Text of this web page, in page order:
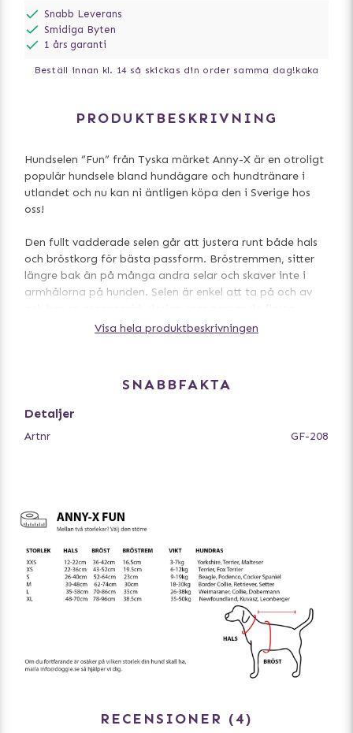
Snabb Leverans
Smidiga Byten
1 års garanti
Beställ innan kl. 14 så skickas din order samma dag!kaka
PRODUKTBESKRIVNING
Hundselen ”Fun” från Tyska märket Anny-X är en otroligt
populär hundsele bland hundägare och hundtränare i
utlandet och nu kan ni äntligen köpa den i Sverige hos
oss!
Den fullt vadderade selen går att justera runt både hals
och bröstkorg för bästa passform. Bröstremmen, sitter
längre bak än på många andra selar och skaver inte i
armhålorna på hunden. Selen är enkel att ta på och av
hundens huvud och knäpper spännena. Fun är designad
för att ge hunden full rörelsefrihet och begränsar inte
lungkapaciteten.
Mät runt halsen där hunden brukar ha sitt halsband
Mät rygglängden (manke till svansrot)
Hamnar hunden mellan två storlekar? Välj den större.
Visa hela produktbeskrivningen
SNABBFAKTA
Detaljer
Artnr GF-208
RECENSIONER 4